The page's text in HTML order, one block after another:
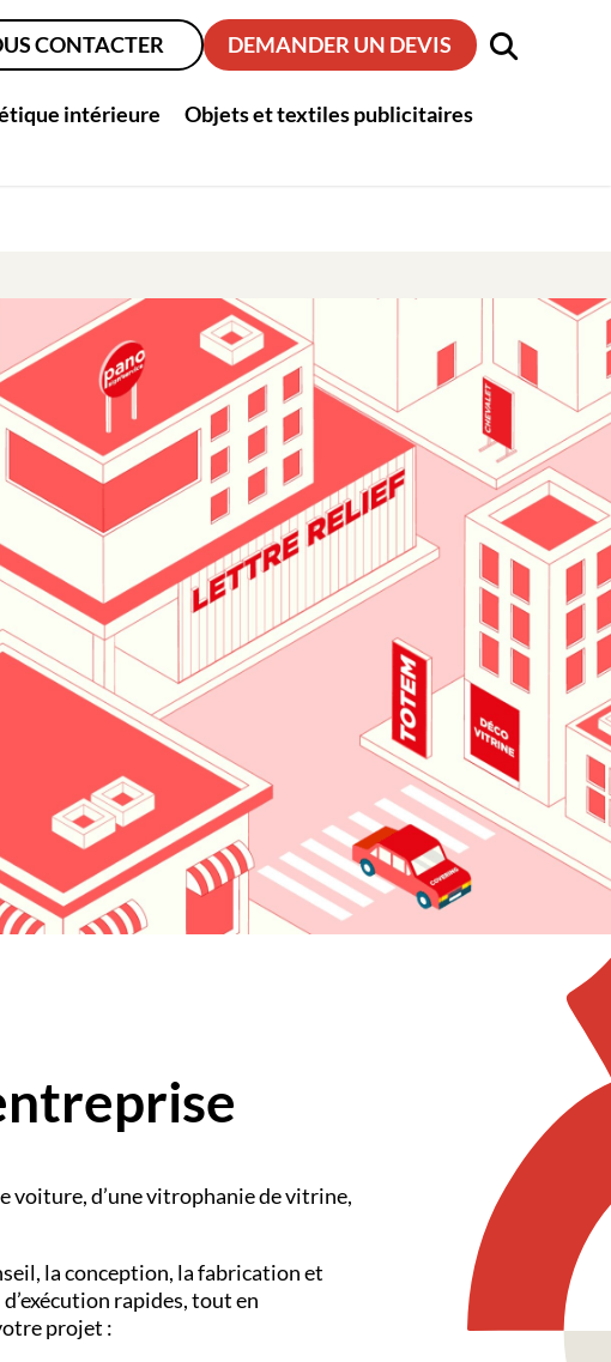
intérieure
Objets et textiles publicitaires
CONTACTER DEMANDER UN DEVIS
voiture, d’unevitrophanie de vitrine,
la conception, la fabrication et
rapides, tout en
projet :